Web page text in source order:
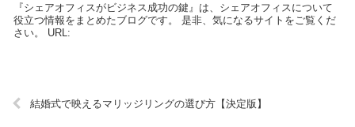
『シェアオフィスがビジネス成功の鍵』は、シェアオフィスについて
役立つ情報をまとめたブログです。 是非、気になるサイトをご覧くだ
さい。 URL:
結婚式で映えるマリッジリングの選び方【決定版】